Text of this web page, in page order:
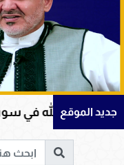
جديد الموقع
الله في سورة يوسف